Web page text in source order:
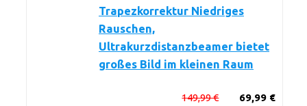
Trapezkorrektur Niedriges
Rauschen,
Ultrakurzdistanzbeamer bietet
großes Bild im kleinen Raum
69,99 €
149,99 €